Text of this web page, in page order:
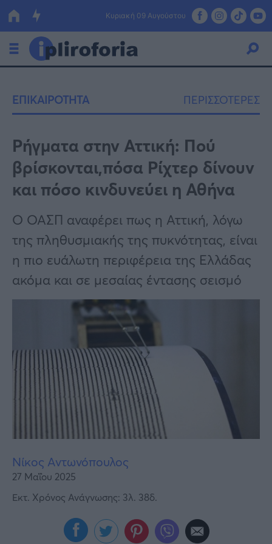
Κυριακή 09 Αυγούστου
Οικονομία
Πολιτική
Τράπεζες
Επιδοτήσεις
ΕΣΠΑ
Κόσμος
Lifestyle
Αθλητικά
Υγεία
Γυναίκα
ΕΠΙΚΑΙΡΟΤΗΤΑ ΠΕΡΙΣΣΟΤΕΡΕΣ
Ρήγματα στην Αττική: Πού
βρίσκονται,πόσα Ρίχτερ δίνουν
και πόσο κινδυνεύει η Αθήνα
Ο ΟΑΣΠ αναφέρει πως η Αττική, λόγω
της πληθυσμιακής της πυκνότητας, είναι
η πιο ευάλωτη περιφέρεια της Ελλάδας
ακόμα και σε μεσαίας έντασης σεισμό
Νίκος Αντωνόπουλος
27 Μαΐου 2025
Εκτ. Χρόνος Ανάγνωσης: 3λ. 38δ.